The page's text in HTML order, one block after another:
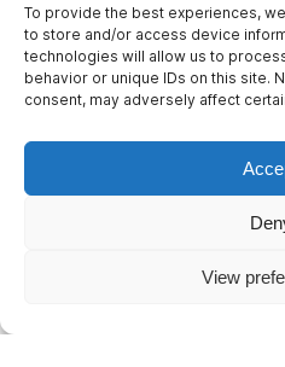
To provide the best experiences,
to store and/or access device
technologies will allow us to
behavior or unique IDs on this site.
consent, may adversely affect
View
verwerker een datalek
buiten de EU opslaat, bent ú
aansprakelijk.
AI Act
over hoe data wordt
als klantgesprekken met
externe, commerciële